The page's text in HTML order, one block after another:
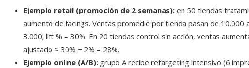
Ejemplo retail (promoción de 2 semanas): en 50 tiendas
aumento de facings. Ventas promedio por tienda pasan de 10.000
3.000; lift % = 30%. En 20 tiendas control sin acción, ventas
ajustado ≈ 30% − 2% = 28%.
Ejemplo online (A/B): grupo A recibe retargeting intensivo (6